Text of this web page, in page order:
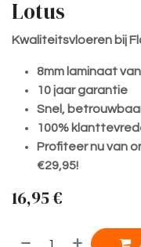
Lotus
Kwaliteitsvloeren bij
8mm laminaat
10 jaar garantie
Snel,
100%
Profiteer nu van
€29,95!
16,95€